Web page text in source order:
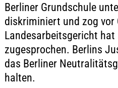
Berliner Grundschule
diskriminiert und zog vor
Landesarbeitsgericht hat
zugesprochen. Berlins
das Berliner
halten.